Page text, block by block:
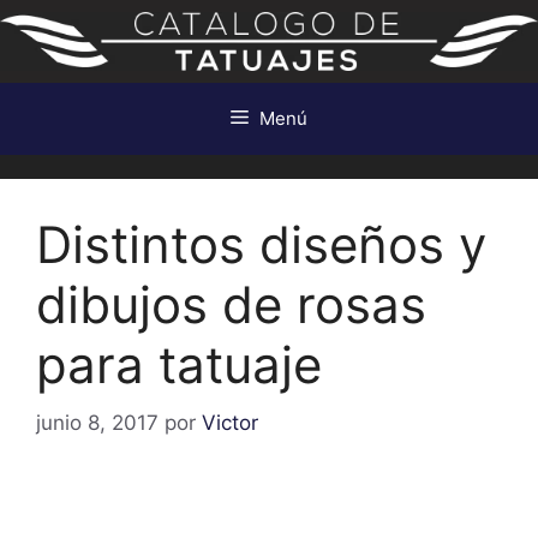
Saltar
contenido
Menú
Distintos diseños y
dibujos de rosas
para tatuaje
junio 8, 2017 por Victor